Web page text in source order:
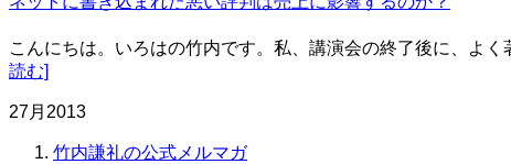
こんにちは。いろはの竹内です。私、講演会の終了後に、よ
読む]
27月 2013
竹内謙礼の公式メルマガ